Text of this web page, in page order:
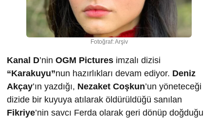
Fotoğraf: Arşiv
Kanal D’nin OGM Pictures imzalı dizisi
“Karakuyu”nun hazırlıkları devam ediyor. Deniz
Akçay’ın yazdığı, Nezaket Coşkun’un yöneteceği
dizide bir kuyuya atılarak öldürüldüğü sanılan
Fikriye’nin savcı Ferda olarak geri dönüp doğduğu